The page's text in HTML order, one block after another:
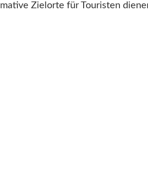
Zielorte für Touristen